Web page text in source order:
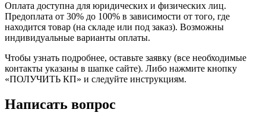
Оплата доступна для юридических и физических лиц.
Предоплата от 30% до 100% в зависимости от того, где
находится товар (на складе или под заказ). Возможны
индивидуальные варианты оплаты.
Чтобы узнать подробнее, оставьте заявку (все необходимые
контакты указаны в шапке сайте). Либо нажмите кнопку
«ПОЛУЧИТЬ КП» и следуйте инструкциям.
Написать вопрос